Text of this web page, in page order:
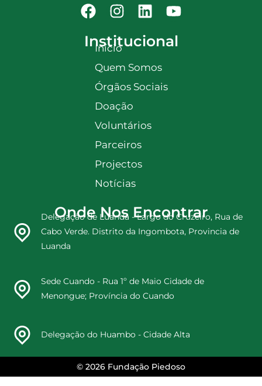
Institucional
Início
Quem Somos
Órgãos Sociais
Doação
Voluntários
Parceiros
Projectos
Notícias
Onde Nos Encontrar
Delegação de Luanda - Largo do Cruzeiro, Rua de
Cabo Verde. Distrito da Ingombota, Provincia de
Luanda
Sede Cuando - Rua 1º de Maio Cidade de
Menongue; Província do Cuando
Delegação do Huambo - Cidade Alta
© 2026 Fundação Piedoso